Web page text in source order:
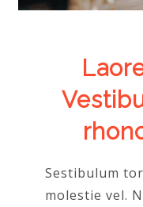
Sestibulum
molestie vel.